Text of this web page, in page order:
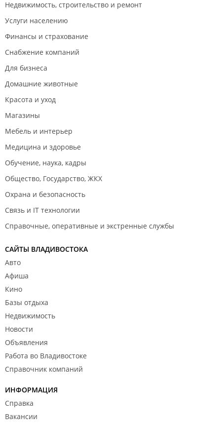
Недвижимость, строительство и ремонт
Услуги населению
Финансы и страхование
Снабжение компаний
Для бизнеса
Домашние животные
Красота и уход
Магазины
Мебель и интерьер
Медицина и здоровье
Обучение, наука, кадры
Общество, Государство, ЖКХ
Охрана и безопасность
Связь и IT технологии
Справочные, оперативные и экстренные службы
САЙТЫ ВЛАДИВОСТОКА
Авто
Афиша
Кино
Базы отдыха
Недвижимость
Новости
Объявления
Работа во Владивостоке
Справочник компаний
ИНФОРМАЦИЯ
Справка
Вакансии